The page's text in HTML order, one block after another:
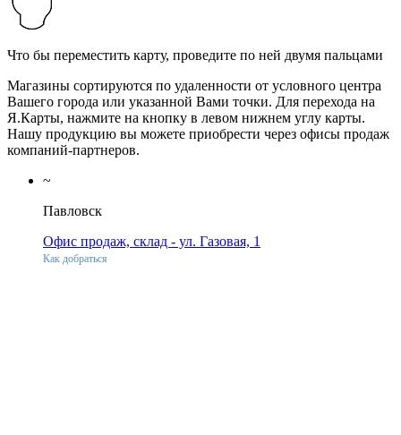
Что бы переместить карту, проведите по ней двумя пальцами
Магазины сортируются по удаленности от условного центра
Вашего города или указанной Вами точки. Для перехода на
Я.Карты, нажмите на кнопку в левом нижнем углу карты.
Нашу продукцию вы можете приобрести через офисы продаж
компаний-партнеров.
~
Павловск
Офис продаж, склад - ул. Газовая, 1
Как добраться